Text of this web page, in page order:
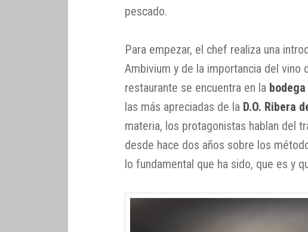
pescado.
Para empezar, el chef realiza una
Ambivium y de la importancia del vino
restaurante se encuentra en la
las más apreciadas de la D.O. Ribera
materia, los protagonistas hablan del
desde hace dos años sobre los
lo fundamental que ha sido, que es y